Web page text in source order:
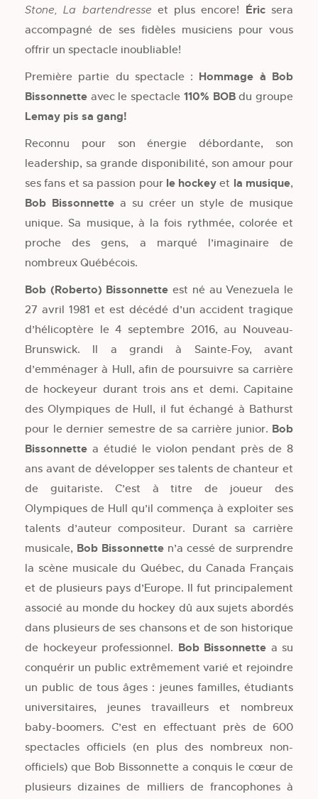
Stone, La bartendresse et plus encore! Éricsera
accompagné de ses fidèles musiciens pour vous
offrir un spectacle inoubliable!
Première partie du spectacle : Hommage à Bob
Bissonnette avec le spectacle 110% BOBdu groupe
Lemay pis sa gang!
Reconnu pour son énergie débordante, son
leadership, sa grande disponibilité, son amour pour
ses fans et sa passion pour le hockey et la musique,
Bob Bissonnettea su créer un style de musique
unique. Sa musique, à la fois rythmée, colorée et
proche des gens, a marqué l’imaginaire de
nombreux Québécois.
Bob (Roberto) Bissonnette est né au Venezuela le
27 avril 1981 et est décédé d’un accident tragique
d’hélicoptère le 4 septembre 2016, au Nouveau-
Brunswick. Il a grandi à Sainte-Foy, avant
d’emménager à Hull, afin de poursuivre sa carrière
de hockeyeur durant trois ans et demi. Capitaine
des Olympiques de Hull, il fut échangé à Bathurst
pour le dernier semestre de sa carrière junior. Bob
Bissonnette a étudié le violon pendant près de 8
ans avant de développer ses talents de chanteur et
de guitariste. C’est à titre de joueur des
Olympiques de Hull qu’il commença à exploiter ses
talents d’auteur compositeur. Durant sa carrière
musicale, Bob Bissonnette n’a cessé de surprendre
la scène musicale du Québec, du Canada Français
et de plusieurs pays d’Europe. Il fut principalement
associé au monde du hockey dû aux sujets abordés
dans plusieurs de ses chansons et de son historique
de hockeyeur professionnel. Bob Bissonnette a su
conquérir un public extrêmement varié et rejoindre
un public de tous âges : jeunes familles, étudiants
universitaires, jeunes travailleurs et nombreux
baby-boomers. C’est en effectuant près de 600
spectacles officiels (en plus des nombreux non-
officiels) que Bob Bissonnette a conquis le cœur de
plusieurs dizaines de milliers de francophones à